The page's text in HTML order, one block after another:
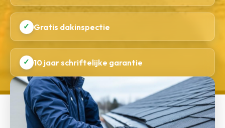
✓ Gratis dakinspectie
✓ 10 jaar schriftelijke garantie